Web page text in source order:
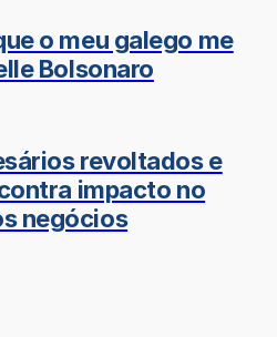
o meu galego me
Bolsonaro
revoltados e
impacto no
negócios